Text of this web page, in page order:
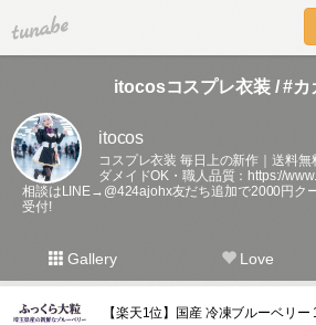
tuna.be
itocosコスプレ衣装 / #カ
itocos
コスプレ衣装 毎日上の新作｜送料
ダメイドOK・職人品質： https://
相談はLINE→@424ajohx友だち追加で2000円ク
受付!
Gallery Love
【楽天1位】国産 冷凍ブルーベリ